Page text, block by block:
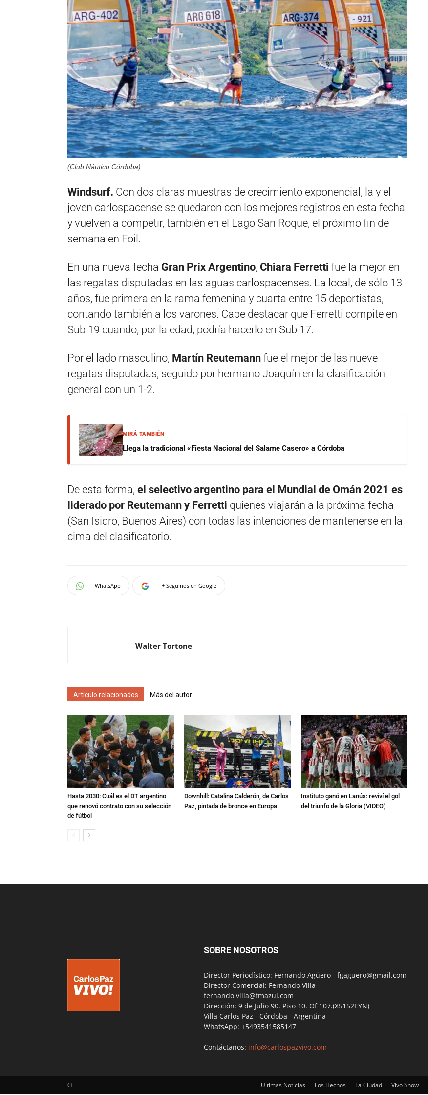
(Club Náutico Córdoba)
Windsurf. Con dos claras muestras de crecimiento exponencial, la y el
joven carlospacense se quedaron con los mejores registros en esta fecha
y vuelven a competir, también en el Lago San Roque, el próximo fin de
semana en Foil.
En una nueva fecha Gran Prix Argentino, Chiara Ferretti fue la mejor en
las regatas disputadas en las aguas carlospacenses. La local, de sólo 13
años, fue primera en la rama femenina y cuarta entre 15 deportistas,
contando también a los varones. Cabe destacar que Ferretti compite en
Sub 19 cuando, por la edad, podría hacerlo en Sub 17.
Por el lado masculino, Martín Reutemann fue el mejor de las nueve
regatas disputadas, seguido por hermano Joaquín en la clasificación
general con un 1-2.
MIRÁ TAMBIÉN
Llega la tradicional «Fiesta Nacional del Salame Casero» a Córdoba
De esta forma, el selectivo argentino para el Mundial de Omán 2021 es
liderado por Reutemann y Ferretti quienes viajarán a la próxima fecha
(San Isidro, Buenos Aires) con todas las intenciones de mantenerse en la
cima del clasificatorio.
WhatsApp + Seguinos en Google
Walter Tortone
Artículo relacionados Más del autor
Hasta 2030: Cuál es el DT argentino
que renovó contrato con su selección
de fútbol
Downhill: Catalina Calderón, de Carlos
Paz, pintada de bronce en Europa
Instituto ganó en Lanús: reviví el gol
del triunfo de la Gloria (VIDEO)
SOBRE NOSOTROS
Director Periodístico: Fernando Agüero - fgaguero@gmail.com
Director Comercial: Fernando Villa -
fernando.villa@fmazul.com
Dirección: 9 de Julio 90. Piso 10. Of 107.(X5152EYN)
Villa Carlos Paz - Córdoba - Argentina
WhatsApp: +5493541585147
Contáctanos: info@carlospazvivo.com
Ultimas Noticias Los Hechos La Ciudad Vivo Show
©